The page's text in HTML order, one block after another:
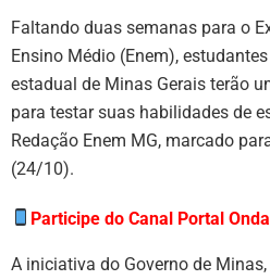
Faltando duas semanas para o
Ensino Médio (Enem),
estadual de Minas Gerais terão
para testar suas habilidades de
Redação Enem MG, marcado
(24/10).
Participe do Canal Portal
A iniciativa do Governo de